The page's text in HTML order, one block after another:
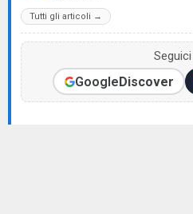
Tutti gli articoli →
GoogleDiscover